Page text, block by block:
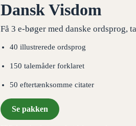
Dansk Visdom
Få 3 e-bøger med danske ordsprog,
40 illustrerede ordsprog
150 talemåder forklaret
50 eftertænksomme citater
Se pakken